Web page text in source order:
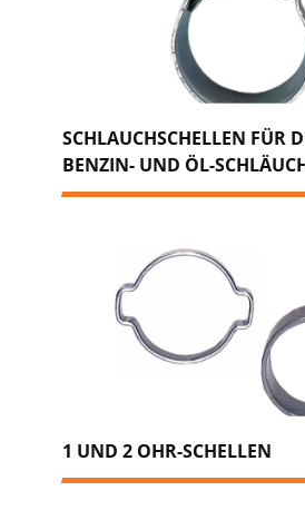
SCHLAUCHSCHELLEN FÜR
BENZIN- UND ÖL-
1 UND 2 OHR-SCHELLEN